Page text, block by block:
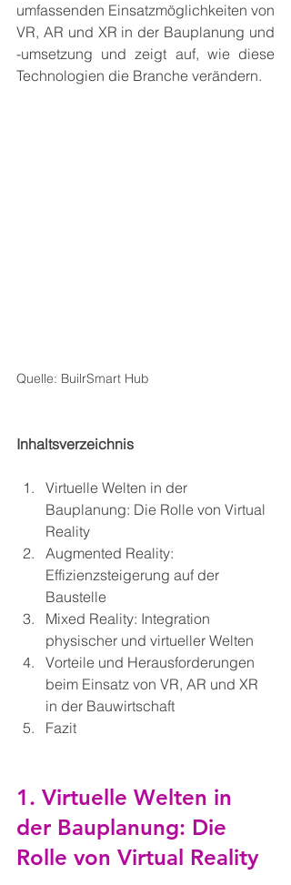
umfassenden Einsatzmöglichkeiten von
VR, AR und XR in der Bauplanung und
-umsetzung und zeigt auf, wie diese
Technologien die Branche verändern.
Quelle: BuilrSmart Hub
Inhaltsverzeichnis
Virtuelle Welten in der
Bauplanung: Die Rolle von Virtual
Reality
Augmented Reality:
Effizienzsteigerung auf der
Baustelle
Mixed Reality: Integration
physischer und virtueller Welten
Vorteile und Herausforderungen
beim Einsatz von VR, AR und XR
in der Bauwirtschaft
Fazit
1. Virtuelle Welten in
der Bauplanung: Die
Rolle von Virtual Reality